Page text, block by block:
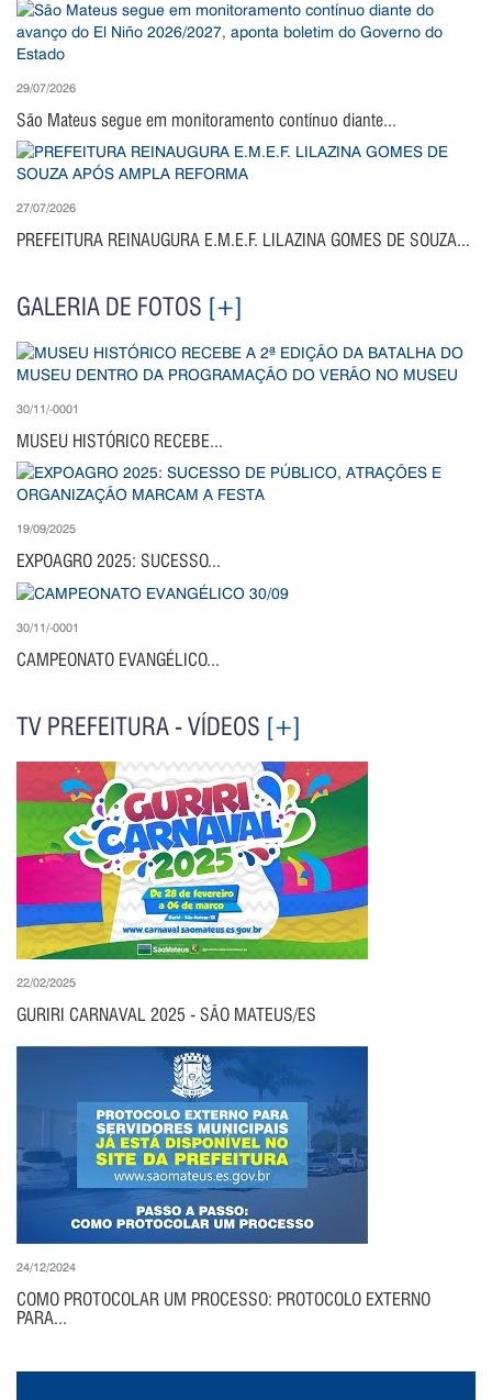
29/07/2026
São Mateus segue em monitoramento contínuo diante...
27/07/2026
PREFEITURA REINAUGURA E.M.E.F. LILAZINA GOMES DE SOUZA...
GALERIA DE FOTOS [+]
30/11/-0001
MUSEU HISTÓRICO RECEBE...
19/09/2025
EXPOAGRO 2025: SUCESSO...
30/11/-0001
CAMPEONATO EVANGÉLICO...
TV PREFEITURA - VÍDEOS [+]
22/02/2025
GURIRI CARNAVAL 2025 - SÃO MATEUS/ES
24/12/2024
COMO PROTOCOLAR UM PROCESSO: PROTOCOLO EXTERNO
PARA...